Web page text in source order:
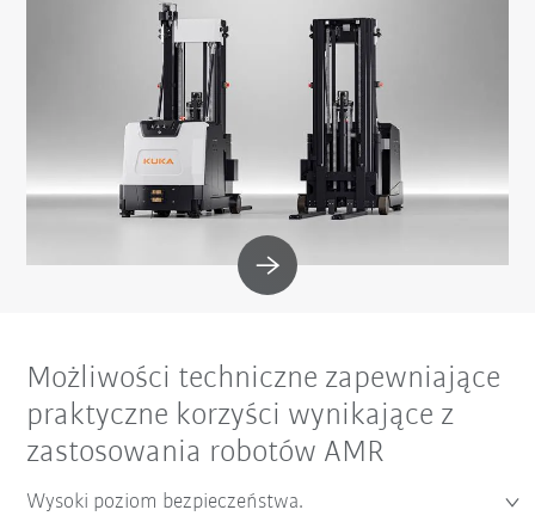
Możliwości techniczne zapewniające
praktyczne korzyści wynikające z
zastosowania robotów AMR
Wysoki poziom bezpieczeństwa.